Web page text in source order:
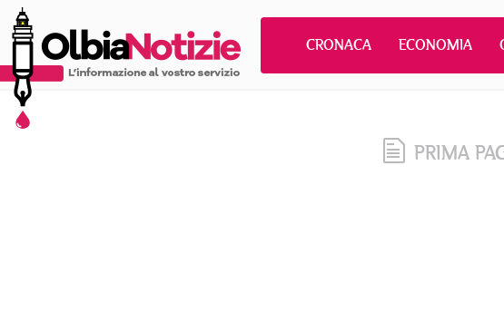
CRONACA ECONOMIA
PRIMA